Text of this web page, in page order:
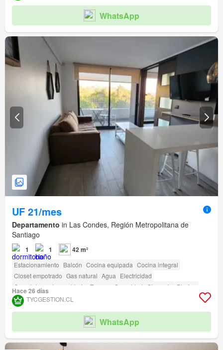
WhatsApp
UF 21/mes
Departamento in Las Condes, Región Metropolitana de
Santiago
1 1 42 m²
Estacionamiento Balcón Cocina equipada Cocina integral
Closet empotrado Gas natural Agua Electricidad
Completamente amoblado
Terraza Seguridad Gimnasio
Piscina
Área para niños Ascensor
Acceso para personas con discapacidad
Hace 26 días
TYCGESTION.CL
WhatsApp